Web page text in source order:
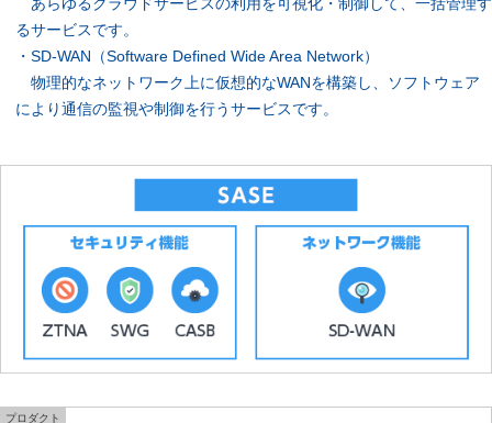
るサービスです。
・SD-WAN（Software Defined Wide Area Network）
物理的なネットワーク上に仮想的なWANを構築し、ソフトウェア
により通信の監視や制御を行うサービスです。
プロダクト